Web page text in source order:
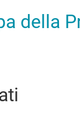
della